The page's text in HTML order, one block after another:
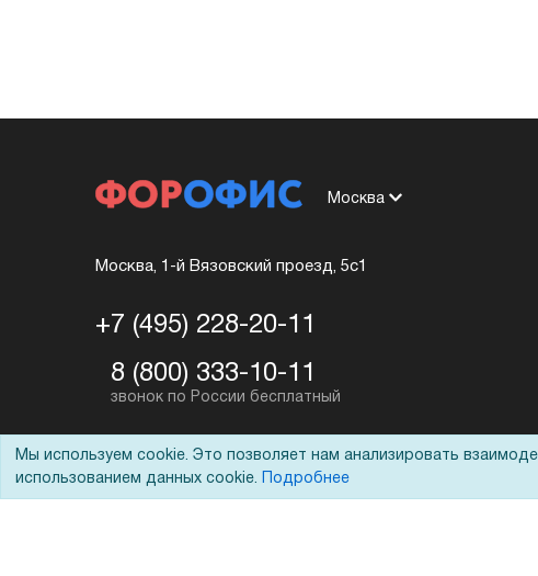
Москва
Москва, 1-й Вязовский проезд, 5с1
+7 (495) 228-20-11
8 (800) 333-10-11
shop@foroffice.ru
Мы используем cookie. Это позволяет нам анализировать
использованием данных cookie.
Подробнее